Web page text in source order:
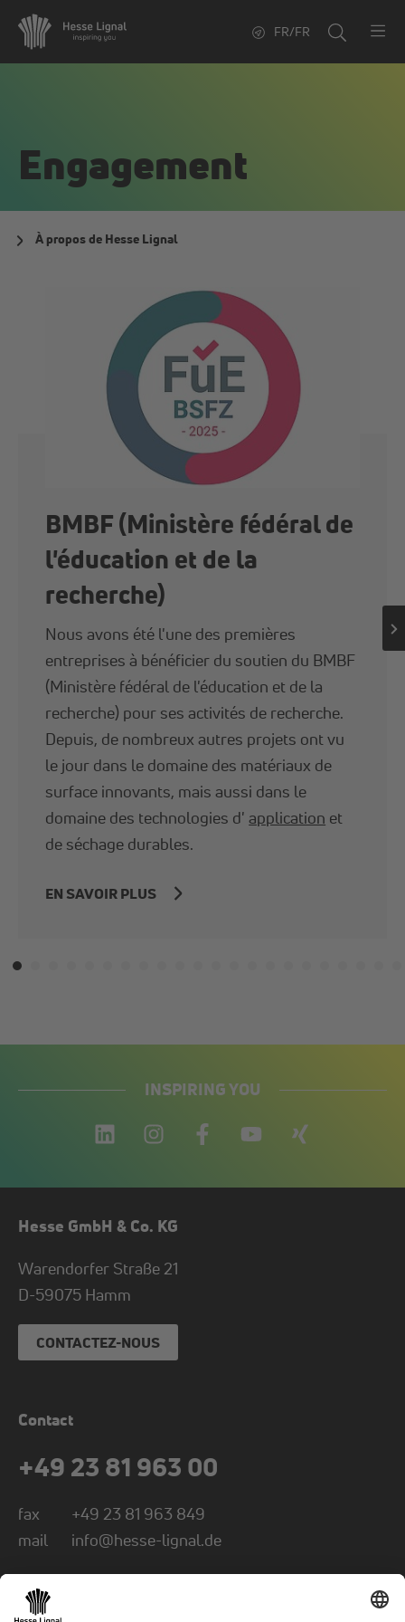
FR/FR
Engagement
À propos de Hesse Lignal
BMBF (Ministère fédéral de
l'éducation et de la
recherche)
Nous avons été l'une des premières
entreprises à bénéficier du soutien du BMBF
(Ministère fédéral de l'éducation et de la
recherche) pour ses activités de recherche.
Depuis, de nombreux autres projets ont vu
le jour dans le domaine des matériaux de
surface innovants, mais aussi dans le
domaine des technologies d'application et
de séchage durables.
EN SAVOIR PLUS
INSPIRING YOU
Hesse GmbH & Co. KG
Warendorfer Straße 21
D-59075 Hamm
CONTACTEZ-NOUS
Contact
+49 23 81 963 00
fax
+49 23 81 963 849
mail
info@hesse-lignal.de
Newsletter